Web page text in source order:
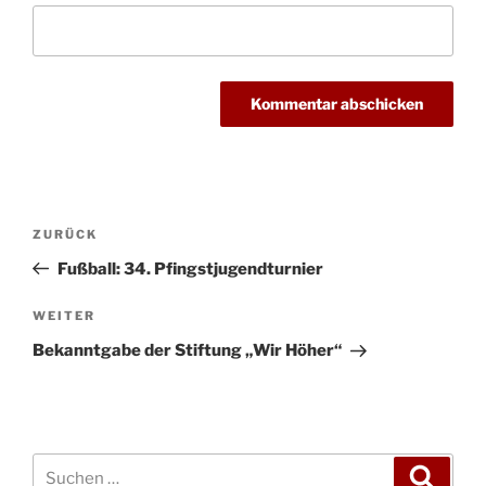
Beitragsnavigation
Vorheriger
Beitrag
ZURÜCK
Fußball: 34. Pfingstjugendturnier
Nächster
Beitrag
WEITER
Bekanntgabe der Stiftung „Wir Höher“